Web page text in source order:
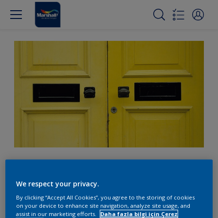
edin
We respect your privacy.
By clicking “Accept All Cookies”, you agree to the storing of cookies
on your device to enhance site navigation, analyze site usage, and
assist in our marketing efforts.
Daha fazla bilgi için Çerez